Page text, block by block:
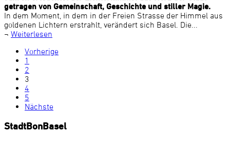
getragen von Gemeinschaft, Geschichte und stiller Magie.
In dem Moment, in dem in der Freien Strasse der Himmel aus
goldenen Lichtern erstrahlt, verändert sich Basel. Die...
¬ Weiterlesen
Vorherige
1
2
3
4
5
Nächste
StadtBonBasel